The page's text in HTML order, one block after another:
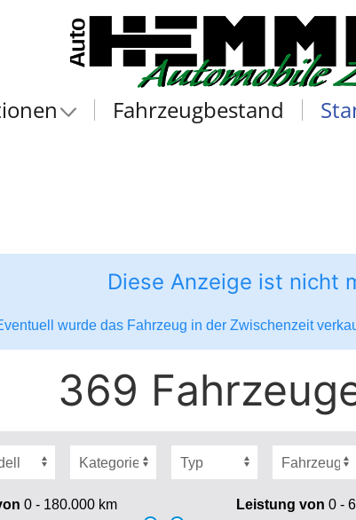
Fahrzeugbestand
Diese Anzeige ist nicht
wurde das Fahrzeug in der Zwischenzeit
369
0 - 180.000km Leistung von 0 -